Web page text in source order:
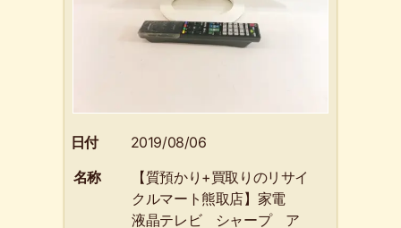
日付
2019/08/06
名称
【質預かり+買取りのリサイ
クルマート熊取店】家電
液晶テレビ シャープ ア